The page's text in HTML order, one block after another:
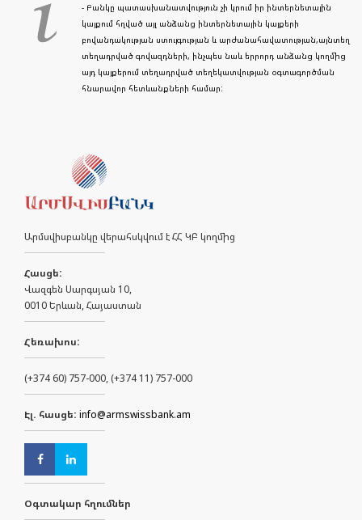
- Բանկը պատասխանատվություն չի կրում իր ինտերնետային
կայքում հղված այլ անձանց ինտերնետային կայքերի
բովանդակության ստույգության և արժանահավատության,այնտեղ
տեղադրված գովազդների, ինչպես նաև երրորդ անձանց կողմից
այդ կայքերում տեղադրված տեղեկատվության օգտագործման
հնարավոր հետևանքների համար:
Արմսվիսբանկը վերահսկվում է ՀՀ ԿԲ կողմից
Հասցե:
Վազգեն Սարգսյան 10,
0010 Երևան, Հայաստան
Հեռախոս:
(+374 60) 757-000, (+374 11) 757-000
Էլ. հասցե: info@armswissbank.am
Օգտակար հղումներ